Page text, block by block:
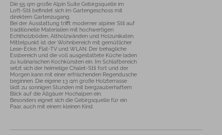
Die 55 qm große Alpin Suite Gebirgsquelle im
Loft-Stil befindet sich im Gartengeschoss mit
direktem Gartenzugang.
Bei der Ausstattung trifft moderner alpiner Stil auf
traditionelle Materialien mit hochwertigen
Echtholzböden, Altholzwänden und Holzunikaten.
Mittelpunkt ist der Wohnbereich mit gemütlicher
Lese-Ecke, Flat-TV und WLAN. Der behagliche
Essbereich und die voll ausgestattete Küche laden
zu kulinarischen Kochkünsten ein. Im Schlafbereich
setzt sich der heimelige Chalet-Stil fort und der
Morgen kann mit einer erfrischenden Regendusche
beginnen. Die eigene 13 qm große Holzterrasse
lädt zu sonnigen Stunden mit bergzauberhaftem
Blick auf die Allgäuer Hochalpen ein.
Besonders eignet sich die Gebirgsquelle für ein
Paar, auch mit einem kleinen Kind.